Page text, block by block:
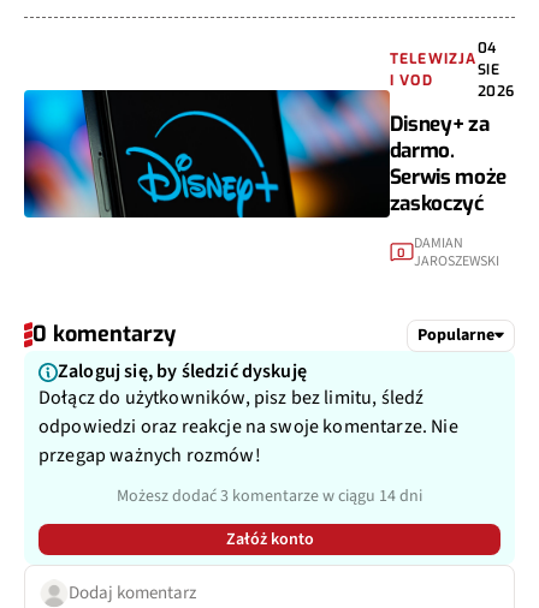
TELEWIZJA
I VOD
04
SIE
2026
Disney+ za
darmo.
Serwis może
zaskoczyć
0 DAMIAN
JAROSZEWSKI
0 komentarzy Popularne
Zaloguj się, by śledzić dyskuję
Dołącz do użytkowników, pisz bez limitu, śledź
odpowiedzi oraz reakcje na swoje komentarze. Nie
przegap ważnych rozmów!
Możesz dodać 3 komentarze w ciągu 14 dni
Załóż konto
Dodaj komentarz